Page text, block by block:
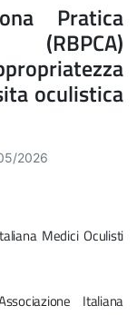
Pratica
oculistica
2026
Medici Oculisti
Italiana